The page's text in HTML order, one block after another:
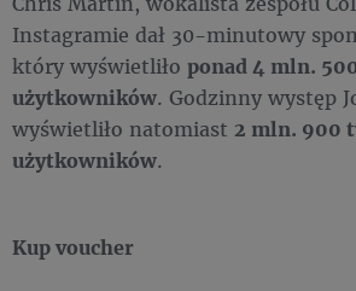
Instagramie dał 30-minutowy
który wyświetliło ponad 4 mln.
użytkowników. Godzinny występ
wyświetliło natomiast 2 mln. 900
użytkowników.
Kup voucher